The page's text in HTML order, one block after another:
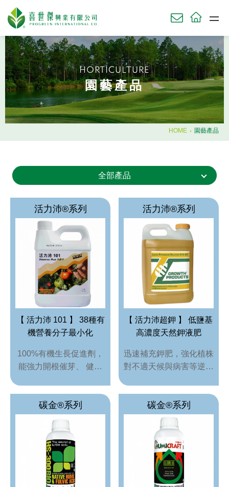
關於我們
草坪產品 TURF
農業產品
園藝產品
技術服務
pH值量表
代理品牌
網站地圖
Facebook
HORTICULTURE
園藝產品
HOME 園藝產品
全部產品
活力沛®系列
【 活力沛 101 】 38種有
機營養分子最小化
100%有機生長促進劑，
能強力開根催芽、 健化
及土壤改良
活力沛®系列
【 活力沛超鉀 】 低鹽基
高濃度天然鉀液肥
迅速補充鉀肥，強化植株
對不適天候與病害等逆境
碳金®系列 碳金®系列